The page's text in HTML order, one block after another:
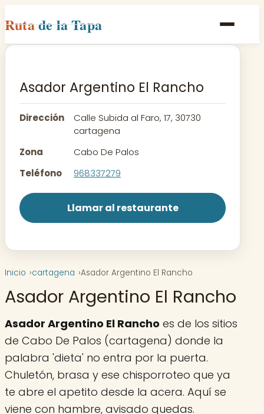
Rutade la Tapa
Inicio
Rutas
Contacto
Asador Argentino El Rancho
Dirección
Calle Subida al Faro, 17, 30730
cartagena
Zona
Cabo De Palos
Teléfono
968337279
Llamar al restaurante
Inicio cartagena Asador Argentino El Rancho
Asador Argentino El Rancho
Asador Argentino El Rancho es de los sitios
de Cabo De Palos (cartagena) donde la
palabra 'dieta' no entra por la puerta.
Chuletón, brasa y ese chisporroteo que ya
te abre el apetito desde la acera. Aquí se
viene con hambre, avisado quedas.